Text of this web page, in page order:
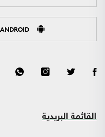
ANDROID
القائمة البريدية